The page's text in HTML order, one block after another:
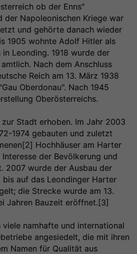
ob der Enns"
der Napoleonischen Kriege war
und gehörte danach wieder
1905 wohnte Adolf Hitler als
Leonding. 1918 wurde der
Nach dem Anschluss
Reich am 13. März 1938
Oberdonau". Nach 1945
Oberösterreichs.
Stadt erhoben. Im Jahr 2003
1974 gebauten und zuletzt
Hochhäuser am Harter
der Bevölkerung und
2007 wurde der Ausbau der
bis auf das Leondinger Harter
die Strecke wurde am 13.
Jahren Bauzeit eröffnet.[3]
viele namhafte und international
angesiedelt, die mit ihren
Namen für Qualität aus